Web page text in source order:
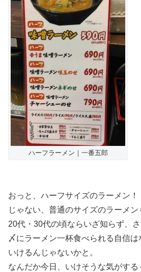
ハーフラーメン｜一番五郎
おっと、ハーフサイズのラーメン！
じゃない、普通のサイズのラーメン
20代・30代の頃ならいざ知らず、
〆にラーメン一杯食べられる自信
いけるんじゃないかと。
なんだか今日、いけそうな気がする